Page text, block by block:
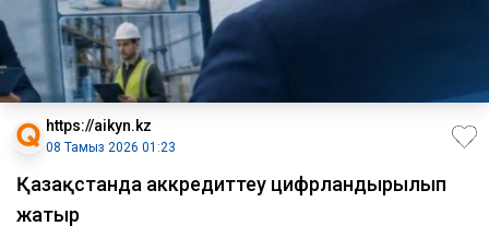
https://aikyn.kz
08 Тамыз 2026 01:23
Қазақстанда аккредиттеу цифрландырылып
жатыр